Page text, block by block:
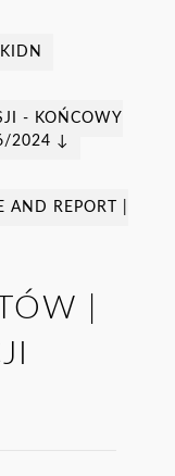
- KOŃCOWY
2024 ↓
AND REPORT |
|